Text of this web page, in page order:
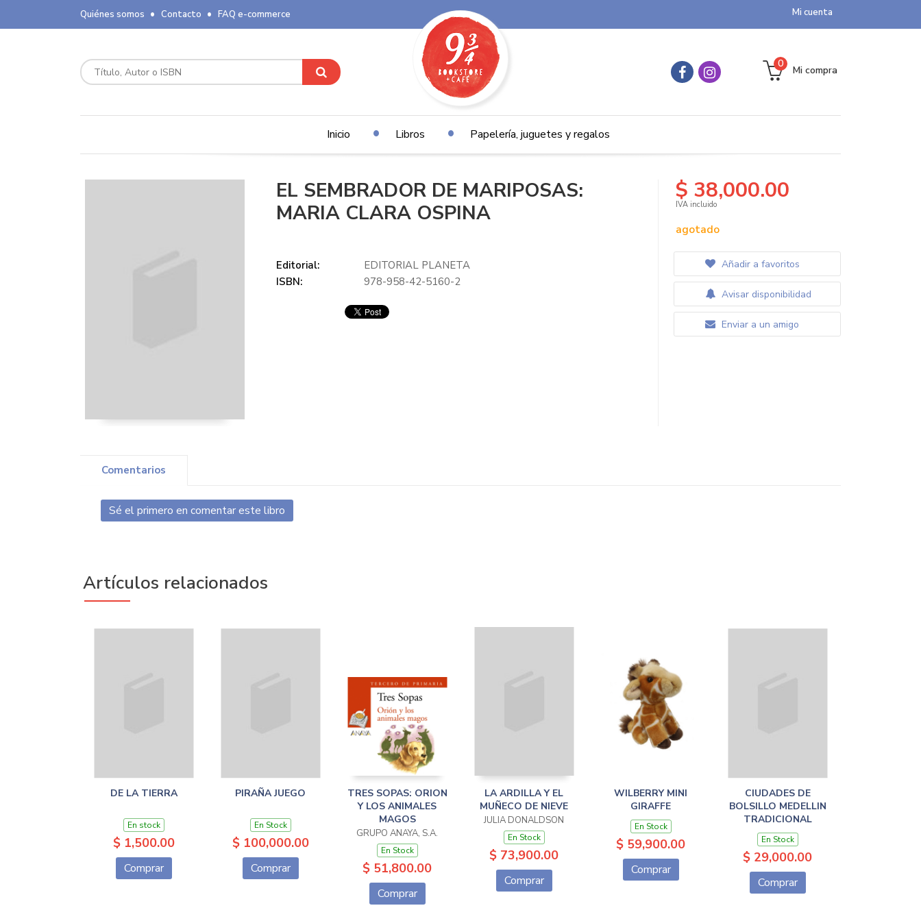
Mi cuenta
Quiénes somos Contacto FAQ e-commerce
Mi compra
0
Inicio Libros Papelería, juguetes y regalos
EL SEMBRADOR DE MARIPOSAS:
MARIA CLARA OSPINA
Editorial:
EDITORIAL PLANETA
ISBN:
978-958-42-5160-2
$ 38,000.00
IVA incluido
agotado
Añadir a favoritos
Avisar disponibilidad
Enviar a un amigo
Comentarios
Sé el primero en comentar este libro
Artículos relacionados
DE LA TIERRA
En stock
$ 1,500.00
Comprar
PIRAÑA JUEGO
En Stock
$ 100,000.00
Comprar
TRES SOPAS: ORION
Y LOS ANIMALES
MAGOS
GRUPO ANAYA, S.A.
En Stock
$ 51,800.00
Comprar
LA ARDILLA Y EL
MUÑECO DE NIEVE
JULIA DONALDSON
En Stock
$ 73,900.00
Comprar
WILBERRY MINI
GIRAFFE
En Stock
$ 59,900.00
Comprar
CIUDADES DE
BOLSILLO MEDELLIN
TRADICIONAL
En Stock
$ 29,000.00
Comprar